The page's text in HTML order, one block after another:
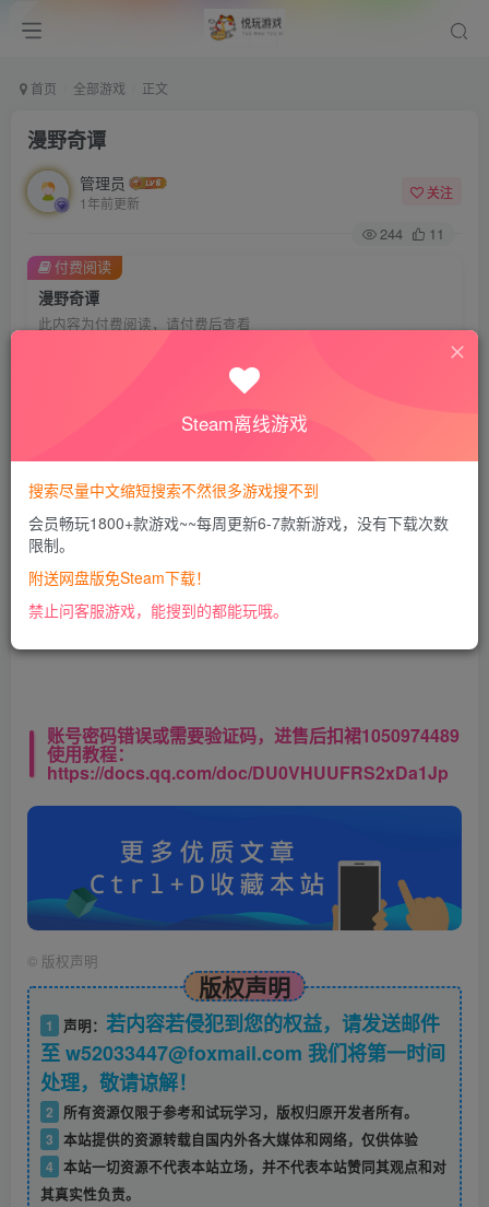
首页 全部游戏 正文
漫野奇谭
管理员
1年前更新
关注
244 11
漫野奇谭
此内容为付费阅读，请付费后查看
开通会员
付费阅读
此处内容已隐藏，VIP会员可见
请登录后查看特权
账号密码错误或需要验证码，进售后扣裙1050974489
使用教程：
https://docs.qq.com/doc/DU0VHUUFRS2xDa1Jp
© 版权声明
版权声明
1 声明： 若内容若侵犯到您的权益，请发送邮件
至 w52033447@foxmail.com 我们将第一时间
处理，敬请谅解！
2
所有资源仅限于参考和试玩学习，版权归原开发者所有。
3 本站提供的资源转载自国内外各大媒体和网络，仅供体验
4 本站一切资源不代表本站立场，并不代表本站赞同其观点和对
其真实性负责。
Steam离线游戏
搜索尽量中文缩短搜索不然很多游戏搜不到
会员畅玩1800+款游戏~~每周更新6-7款新游戏，没有下载次数
限制。
附送网盘版免Steam下载！
禁止问客服游戏，能搜到的都能玩哦。